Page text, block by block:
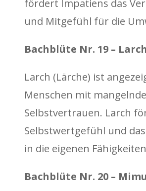
fördert Impatiens das
und Mitgefühl für die
Bachblüte Nr. 19 – Larch
Larch (Lärche) ist
Menschen mit
Selbstvertrauen. Larch
Selbstwertgefühl und
in die eigenen
Bachblüte Nr. 20 –